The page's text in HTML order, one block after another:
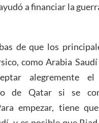
a financiar la
de que los
como Arabia Saudí
alegremente el
de Qatar si se
empezar, tiene